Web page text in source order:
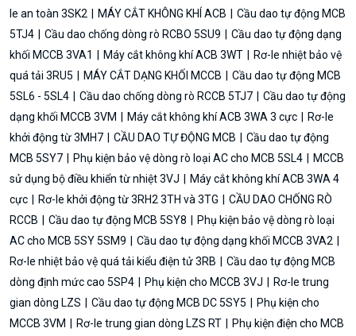
le an toàn 3SK2
MÁY CẮT KHÔNG KHÍ ACB
Cầu dao tự động MCB
5TJ4
Cầu dao chống dòng rò RCBO 5SU9
Cầu dao tự động dạng
khối MCCB 3VA1
Máy cắt không khí ACB 3WT
Rơ-le nhiệt bảo vệ
quá tải 3RU5
MÁY CẮT DẠNG KHỐI MCCB
Cầu dao tự động MCB
5SL6 - 5SL4
Cầu dao chống dòng rò RCCB 5TJ7
Cầu dao tự động
dạng khối MCCB 3VM
Máy cắt không khí ACB 3WA 3 cực
Rơ-le
khởi động từ 3MH7
CẦU DAO TỰ ĐỘNG MCB
Cầu dao tự động
MCB 5SY7
Phụ kiện bảo vệ dòng rò loại AC cho MCB 5SL4
MCCB
sử dụng bộ điều khiển từ nhiệt 3VJ
Máy cắt không khí ACB 3WA 4
cực
Rơ-le khởi động từ 3RH2 3TH và 3TG
CẦU DAO CHỐNG RÒ
RCCB
Cầu dao tự động MCB 5SY8
Phụ kiện bảo vệ dòng rò loại
AC cho MCB 5SY 5SM9
Cầu dao tự động dạng khối MCCB 3VA2
Rơ-le nhiệt bảo vệ quá tải kiểu điện tử 3RB
Cầu dao tự động MCB
dòng định mức cao 5SP4
Phụ kiện cho MCCB 3VJ
Rơ-le trung
gian dòng LZS
Cầu dao tự động MCB DC 5SY5
Phụ kiện cho
MCCB 3VM
Rơ-le trung gian dòng LZS RT
Phụ kiện điện cho MCB